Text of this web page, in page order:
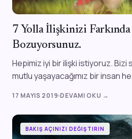
7 Yolla İlişkinizi
Bozuyorsunuz.
Hepimiz iyi bir ilişki istiyoruz. Bizi
mutlu yaşayacağımız bir insan
17 MAYIS 2019 DEVAMI OKU →
BAKIŞ AÇINIZI DEĞIŞTIRIN